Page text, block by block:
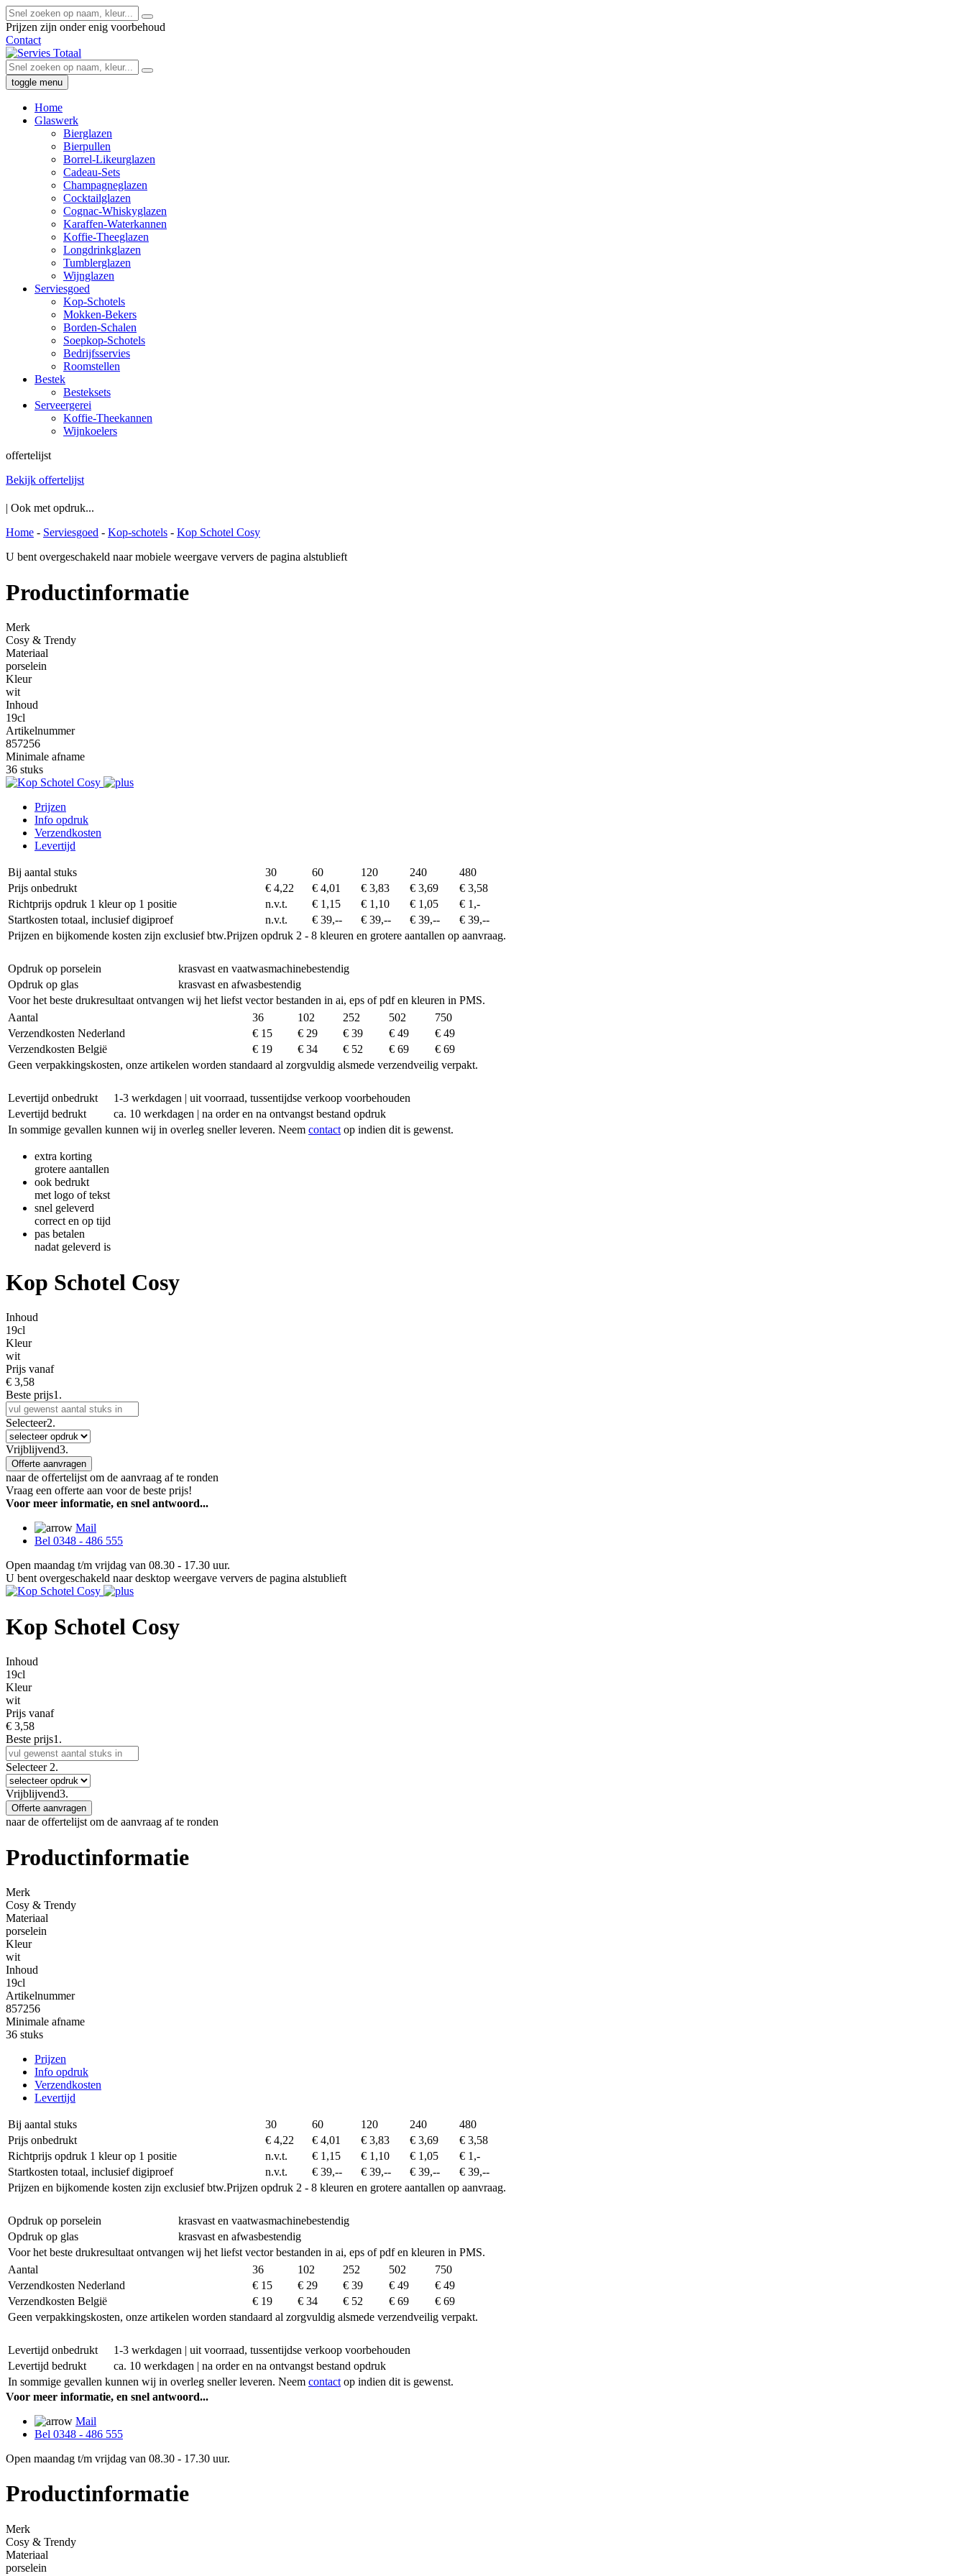
Prijzen zijn onder enig voorbehoud
Contact
toggle menu
Home
Glaswerk
Bierglazen
Bierpullen
Borrel-Likeurglazen
Cadeau-Sets
Champagneglazen
Cocktailglazen
Cognac-Whiskyglazen
Karaffen-Waterkannen
Koffie-Theeglazen
Longdrinkglazen
Tumblerglazen
Wijnglazen
Serviesgoed
Kop-Schotels
Mokken-Bekers
Borden-Schalen
Soepkop-Schotels
Bedrijfsservies
Roomstellen
Bestek
Besteksets
Serveergerei
Koffie-Theekannen
Wijnkoelers
offertelijst
Bekijk offertelijst
| Ook met opdruk...
Home - Serviesgoed - Kop-schotels - Kop Schotel Cosy
U bent overgeschakeld naar mobiele weergave ververs de pagina alstublieft
Productinformatie
Merk
Cosy & Trendy
Materiaal
porselein
Kleur
wit
Inhoud
19cl
Artikelnummer
857256
Minimale afname
36 stuks
Prijzen
Info opdruk
Verzendkosten
Levertijd
Bij aantal stuks 30 60 120 240
480
Prijs onbedrukt
€ 4,22 € 4,01 € 3,83 € 3,69
€ 3,58
Richtprijs opdruk 1 kleur op 1 positie
n.v.t. € 1,15 € 1,10 € 1,05
€ 1,-
Startkosten totaal, inclusief digiproef
n.v.t. € 39,-- € 39,-- € 39,--
€ 39,--
Prijzen en bijkomende kosten zijn exclusief btw.Prijzen opdruk 2 - 8 kleuren en grotere aantallen op aanvraag.
Opdruk op porselein
krasvast en vaatwasmachinebestendig
Opdruk op glas
krasvast en afwasbestendig
Voor het beste drukresultaat ontvangen wij het liefst vector bestanden in ai, eps of pdf en kleuren in PMS.
Aantal
36 102 252 502
750
Verzendkosten Nederland
€ 15 € 29 € 39 € 49
€ 49
Verzendkosten België
€ 19 € 34 € 52 € 69
€ 69
Geen verpakkingskosten, onze artikelen worden standaard al zorgvuldig alsmede verzendveilig verpakt.
Levertijd onbedrukt
1-3 werkdagen | uit voorraad, tussentijdse verkoop voorbehouden
Levertijd bedrukt
ca. 10 werkdagen | na order en na ontvangst bestand opdruk
In sommige gevallen kunnen wij in overleg sneller leveren. Neem contact op indien dit is gewenst.
extra korting
grotere aantallen
ook bedrukt
met logo of tekst
snel geleverd
correct en op tijd
pas betalen
nadat geleverd is
Kop Schotel Cosy
Inhoud
19cl
Kleur
wit
Prijs vanaf
€ 3,58
Beste prijs1.
Selecteer2.
Vrijblijvend3.
Offerte aanvragen
naar de offertelijst om de aanvraag af te ronden
Vraag een offerte aan voor de beste prijs!
Voor meer informatie, en snel antwoord...
Mail
Bel 0348 - 486 555
Open maandag t/m vrijdag van 08.30 - 17.30 uur.
U bent overgeschakeld naar desktop weergave ververs de pagina alstublieft
Kop Schotel Cosy
Inhoud
19cl
Kleur
wit
Prijs vanaf
€ 3,58
Beste prijs1.
Selecteer 2.
Vrijblijvend3.
Offerte aanvragen
naar de offertelijst om de aanvraag af te ronden
Productinformatie
Merk
Cosy & Trendy
Materiaal
porselein
Kleur
wit
Inhoud
19cl
Artikelnummer
857256
Minimale afname
36 stuks
Prijzen
Info opdruk
Verzendkosten
Levertijd
Bij aantal stuks 30 60 120 240
480
Prijs onbedrukt
€ 4,22 € 4,01 € 3,83 € 3,69
€ 3,58
Richtprijs opdruk 1 kleur op 1 positie
n.v.t. € 1,15 € 1,10 € 1,05
€ 1,-
Startkosten totaal, inclusief digiproef
n.v.t. € 39,-- € 39,-- € 39,--
€ 39,--
Prijzen en bijkomende kosten zijn exclusief btw.Prijzen opdruk 2 - 8 kleuren en grotere aantallen op aanvraag.
Opdruk op porselein
krasvast en vaatwasmachinebestendig
Opdruk op glas
krasvast en afwasbestendig
Voor het beste drukresultaat ontvangen wij het liefst vector bestanden in ai, eps of pdf en kleuren in PMS.
Aantal
36 102 252 502
750
Verzendkosten Nederland
€ 15 € 29 € 39 € 49
€ 49
Verzendkosten België
€ 19 € 34 € 52 € 69
€ 69
Geen verpakkingskosten, onze artikelen worden standaard al zorgvuldig alsmede verzendveilig verpakt.
Levertijd onbedrukt
1-3 werkdagen | uit voorraad, tussentijdse verkoop voorbehouden
Levertijd bedrukt
ca. 10 werkdagen | na order en na ontvangst bestand opdruk
In sommige gevallen kunnen wij in overleg sneller leveren. Neem contact op indien dit is gewenst.
Voor meer informatie, en snel antwoord...
Mail
Bel 0348 - 486 555
Open maandag t/m vrijdag van 08.30 - 17.30 uur.
Productinformatie
Merk
Cosy & Trendy
Materiaal
porselein